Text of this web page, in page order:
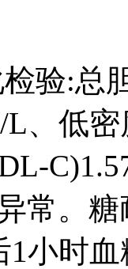
验:总
L、低
常。
1小时